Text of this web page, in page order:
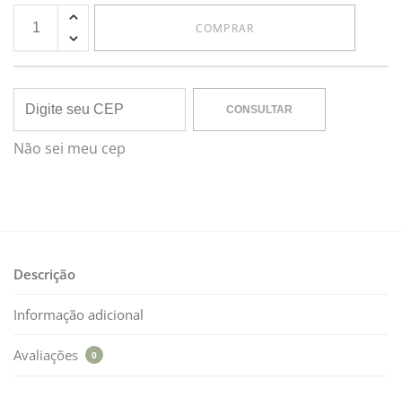
COMPRAR
CONSULTAR
Não sei meu cep
Descrição
Informação adicional
Avaliações 0